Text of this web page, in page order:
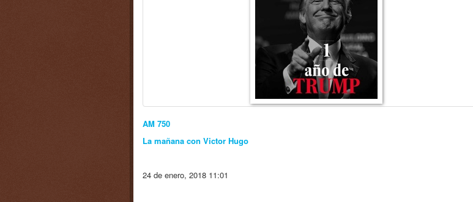
AM 750
La mañana con Victor Hugo
24 de enero, 2018 11:01